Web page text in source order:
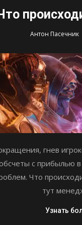
Антон Пасечник
гнев
с прибылью в
Что
тут
Узнать